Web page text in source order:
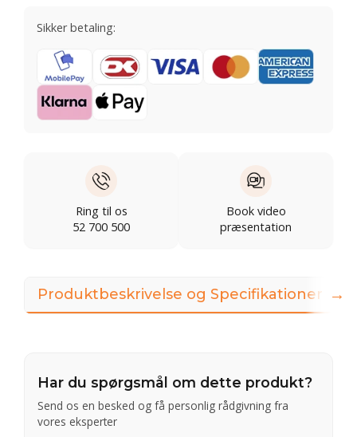
Sikker betaling:
Ring til os
52 700 500
Book video
præsentation
Produktbeskrivelse og Specifikationer
Har du spørgsmål om dette produkt?
Send os en besked og få personlig rådgivning fra
vores eksperter
→